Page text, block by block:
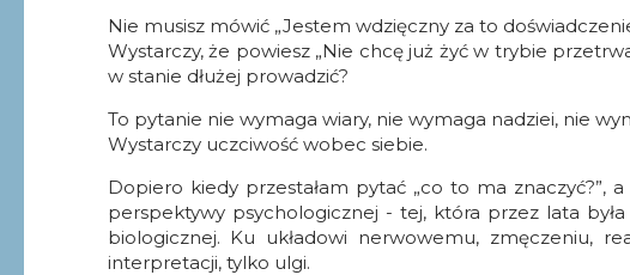
Nie musisz mówić „Jestem wdzięczny za to
Wystarczy, że powiesz „Nie chcę już żyć w trybie
w stanie dłużej prowadzić?
To pytanie nie wymaga wiary, nie wymaga nadziei, nie
Wystarczy uczciwość wobec siebie.
Dopiero kiedy przestałam pytać „co to ma znaczyć?”,
perspektywy psychologicznej - tej, która przez lata
biologicznej. Ku układowi nerwowemu, zmęczeniu,
interpretacji, tylko ulgi.